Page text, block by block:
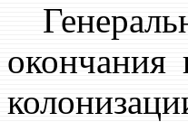
окончания